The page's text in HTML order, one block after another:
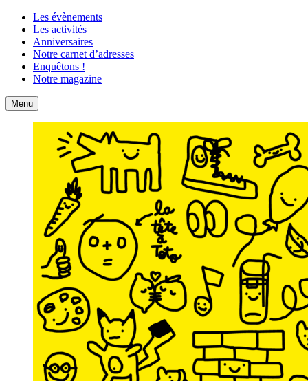
Les évènements
Les activités
Anniversaires
Notre carnet d’adresses
Enquêtons !
Notre magazine
Accueil
Menu Contact